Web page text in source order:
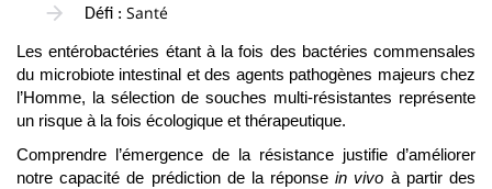
Défi : Santé
Les entérobactéries étant à la fois des bactéries commensales
du microbiote intestinal et des agents pathogènes majeurs chez
l’Homme, la sélection de souches multi-résistantes représente
un risque à la fois écologique et thérapeutique.
Comprendre l’émergence de la résistance justifie d’améliorer
notre capacité de prédiction de la réponsein vivo à partir des